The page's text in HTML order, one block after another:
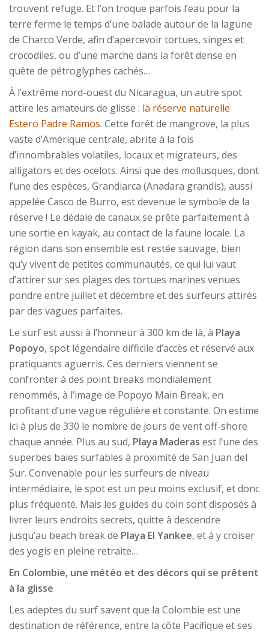
trouvent refuge. Et l’on troque parfois l’eau pour la
terre ferme le temps d’une balade autour de la lagune
de Charco Verde, afin d’apercevoir tortues, singes et
crocodiles, ou d’une marche dans la forêt dense en
quête de pétroglyphes cachés…
À l’extrême nord-ouest du Nicaragua, un autre spot
attire les amateurs de glisse : la réserve naturelle
Estero Padre Ramos. Cette forêt de mangrove, la plus
vaste d’Amérique centrale, abrite à la fois
d’innombrables volatiles, locaux et migrateurs, des
alligators et des ocelots. Ainsi que des mollusques, dont
l’une des espèces, Grandiarca (Anadara grandis), aussi
appelée Casco de Burro, est devenue le symbole de la
réserve ! Le dédale de canaux se prête parfaitement à
une sortie en kayak, au contact de la faune locale. La
région dans son ensemble est restée sauvage, bien
qu’y vivent de petites communautés, ce qui lui vaut
d’attirer sur ses plages des tortues marines venues
pondre entre juillet et décembre et des surfeurs attirés
par des vagues parfaites.
Le surf est aussi à l’honneur à 300 km de là, à Playa
Popoyo, spot légendaire difficile d’accès et réservé aux
pratiquants aguerris. Ces derniers viennent se
confronter à des point breaks mondialement
renommés, à l’image de Popoyo Main Break, en
profitant d’une vague régulière et constante. On estime
ici à plus de 330 le nombre de jours de vent off-shore
chaque année. Plus au sud, Playa Maderas est l’une des
superbes baies surfables à proximité de San Juan del
Sur. Convenable pour les surfeurs de niveau
intermédiaire, le spot est un peu moins exclusif, et donc
plus fréquenté. Mais les guides du coin sont disposés à
livrer leurs endroits secrets, quitte à descendre
jusqu’au beach break de Playa El Yankee, et à y croiser
des yogis en pleine retraite…
En Colombie, une météo et des décors qui se prêtent
à la glisse
Les adeptes du surf savent que la Colombie est une
destination de référence, entre la côte Pacifique et ses